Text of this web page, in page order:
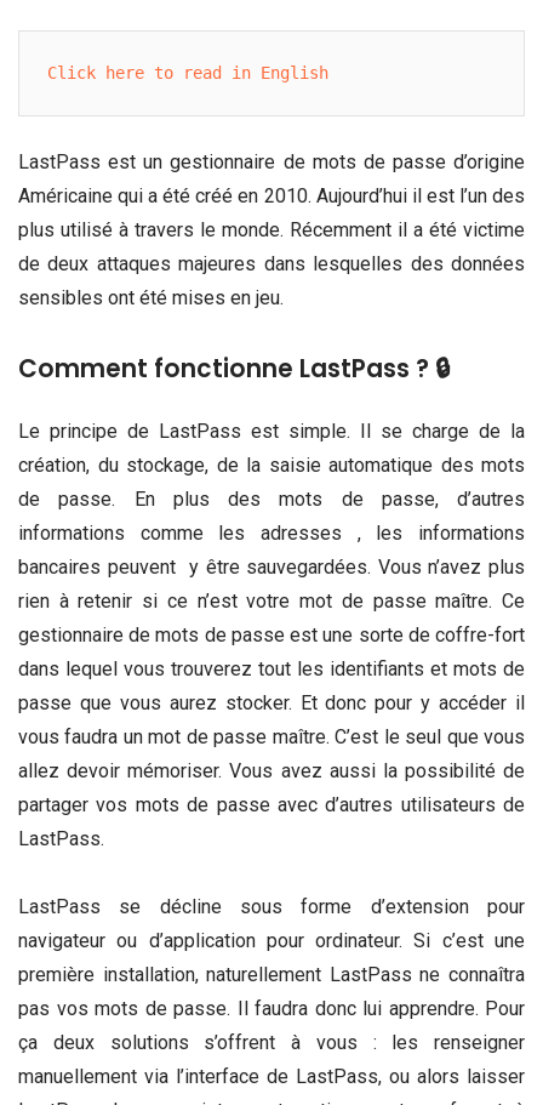
Click here to read in English
LastPass est un gestionnaire de mots de passe d’origine
Américaine qui a été créé en 2010. Aujourd’hui il est l’un des
plus utilisé à travers le monde. Récemment il a été victime
de deux attaques majeures dans lesquelles des données
sensibles ont été mises en jeu.
Comment fonctionne LastPass ? 🔒
Le principe de LastPass est simple. Il se charge de la
création, du stockage, de la saisie automatique des mots
de passe. En plus des mots de passe, d’autres
informations comme les adresses , les informations
bancaires peuvent y être sauvegardées. Vous n’avez plus
rien à retenir si ce n’est votre mot de passe maître. Ce
gestionnaire de mots de passe est une sorte de coffre-fort
dans lequel vous trouverez tout les identifiants et mots de
passe que vous aurez stocker. Et donc pour y accéder il
vous faudra un mot de passe maître. C’est le seul que vous
allez devoir mémoriser. Vous avez aussi la possibilité de
partager vos mots de passe avec d’autres utilisateurs de
LastPass.
LastPass se décline sous forme d’extension pour
navigateur ou d’application pour ordinateur. Si c’est une
première installation, naturellement LastPass ne connaîtra
pas vos mots de passe. Il faudra donc lui apprendre. Pour
ça deux solutions s’offrent à vous : les renseigner
manuellement via l’interface de LastPass, ou alors laisser